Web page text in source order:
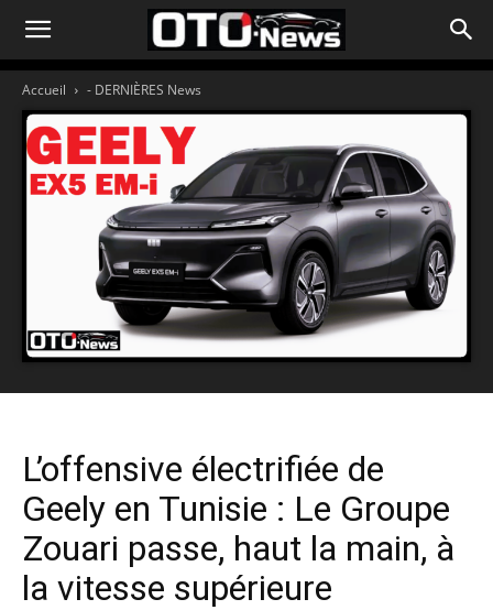
Accueil - DERNIÈRES News
L’offensive électrifiée de
Geely en Tunisie : Le Groupe
Zouari passe, haut la main, à
la vitesse supérieure